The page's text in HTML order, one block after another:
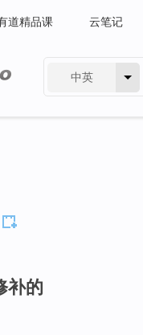
道精品课 云笔记
中英
补的